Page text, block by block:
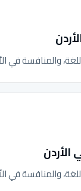
والمنافسة في
والمنافسة في